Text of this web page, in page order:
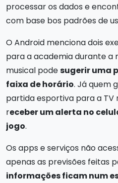
processar os dados e
com base bos padrões de
O Android menciona dois
para a academia durante a
musical podesugerir uma
faixa de horário. Já quem
partida esportiva para a TV
receber um alerta no
jogo.
Os apps e serviços não
apenas as previsões feitas
informações ficam num